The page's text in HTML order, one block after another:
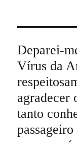
Deparei-
Vírus da
agradecer
tanto